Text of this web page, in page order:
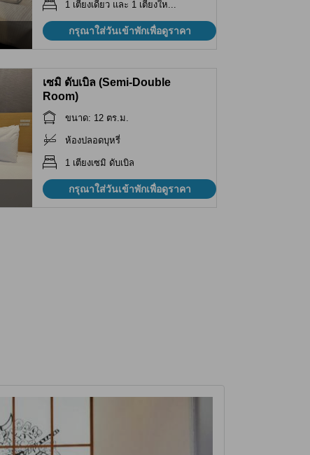
1 เตียงเดี่ยว และ 1 เตียงให...
กรุณาใส่วันเข้าพักเพื่อดูราคา
เซมิ ดับเบิล (Semi-Double
Room)
ขนาด: 12 ตร.ม.
ห้องปลอดบุหรี่
1 เตียงเซมิ ดับเบิล
กรุณาใส่วันเข้าพักเพื่อดูราคา